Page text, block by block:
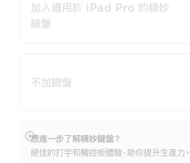
加入適用於 iPad Pro 的精妙
鍵盤
不加鍵盤
想進一步了解精妙鍵盤？
絕佳的打字和觸控板體驗，助你提升生產力。
顯
示